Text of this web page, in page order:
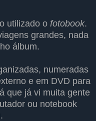
utilizado o fotobook.
grandes, nada
álbum.
numeradas
e em DVD para
que já vi muita gente
ou notebook